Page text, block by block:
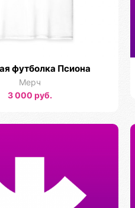
футболка Псиона
Мерч
3 000 руб.